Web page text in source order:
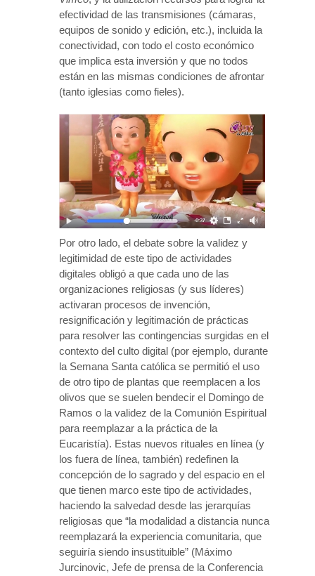
efectividad de las transmisiones (cámaras,
equipos de sonido y edición, etc.), incluida la
conectividad, con todo el costo económico
que implica esta inversión y que no todos
están en las mismas condiciones de afrontar
(tanto iglesias como fieles).
Por otro lado, el debate sobre la validez y
legitimidad de este tipo de actividades
digitales obligó a que cada uno de las
organizaciones religiosas (y sus líderes)
activaran procesos de invención,
resignificación y legitimación de prácticas
para resolver las contingencias surgidas en el
contexto del culto digital (por ejemplo, durante
la Semana Santa católica se permitió el uso
de otro tipo de plantas que reemplacen a los
olivos que se suelen bendecir el Domingo de
Ramos o la validez de la Comunión Espiritual
para reemplazar a la práctica de la
Eucaristía). Estas nuevos rituales en línea (y
los fuera de línea, también) redefinen la
concepción de lo sagrado y del espacio en el
que tienen marco este tipo de actividades,
haciendo la salvedad desde las jerarquías
religiosas que “la modalidad a distancia nunca
reemplazará la experiencia comunitaria, que
seguiría siendo insustituible” (Máximo
Jurcinovic, Jefe de prensa de la Conferencia